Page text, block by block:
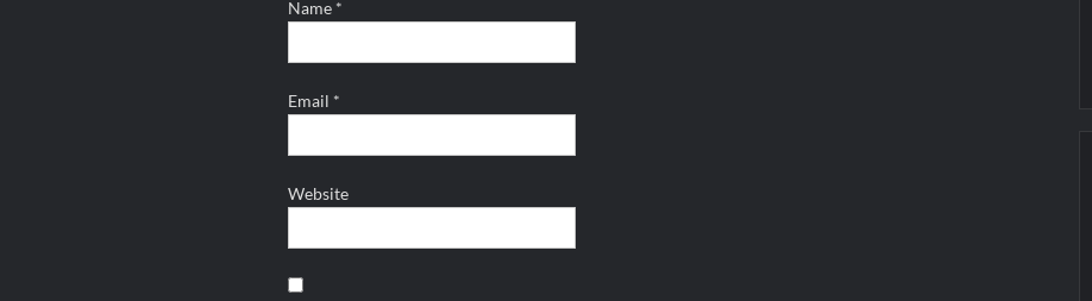
Name *
Email *
Website